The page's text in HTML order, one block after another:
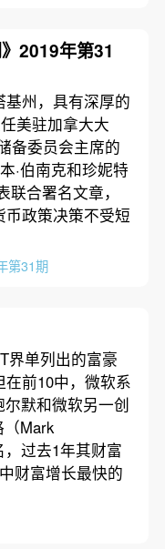
2019年第31
州，具有深厚的
美驻加拿大大
备委员会主席的
·伯南克和珍妮特
合署名文章，
政策决策不受短
第31期
界单列出的富豪
前10中，微软系
尔默和微软另一创
（Mark
过去1年其财富
财富增长最快的